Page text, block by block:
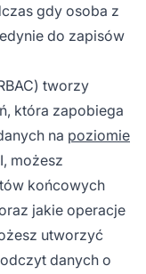
gdy osoba z
do zapisów
tworzy
która zapobiega
na poziomie
możesz
końcowych
jakie operacje
utworzyć
danych o